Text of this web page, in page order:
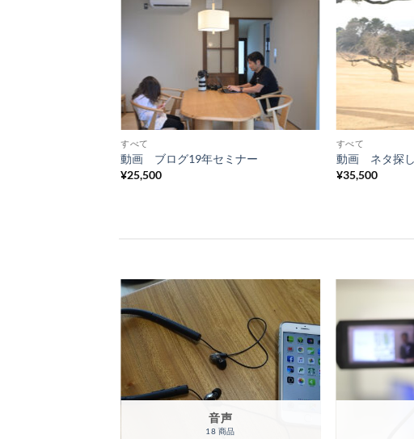
Wishlist
すべて
動画 ブログ19年セミナー
¥25,500
すべて
動画 ネタ探
¥35,500
音声
18 商品